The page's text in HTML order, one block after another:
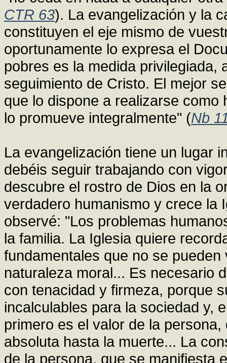
CTR 63). La evangelización y la
constituyen el eje mismo de
oportunamente lo expresa el
pobres es la medida privilegiada,
seguimiento de Cristo. El mejor
que lo dispone a realizarse como
lo promueve integralmente" (Nb
La evangelización tiene un lugar
debéis seguir trabajando con
descubre el rostro de Dios en la
verdadero humanismo y crece la
observé: "Los problemas
la familia. La Iglesia quiere
fundamentales que no se
naturaleza moral... Es necesario
con tenacidad y firmeza, porque
incalculables para la sociedad y,
primero es el valor de la
absoluta hasta la muerte... La
de la persona, que se manifiesta